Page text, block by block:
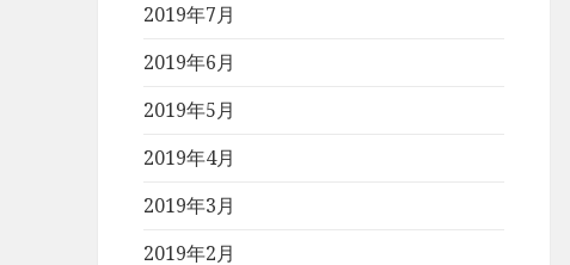
2019年7月
2019年6月
2019年5月
2019年4月
2019年3月
2019年2月